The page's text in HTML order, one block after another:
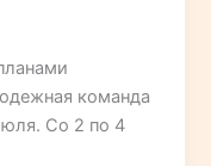
команда
Со 2 по 4